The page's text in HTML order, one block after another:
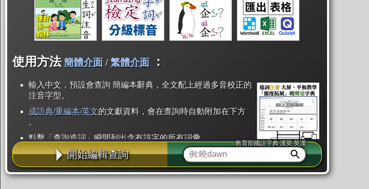
使用方法 簡體介面/繁體介面 ：
輸入中文，預設會查詢 簡編本辭典，全文配上經過多音校正的
注音字型。
成語典/重編本/英文的文獻資料，會在查詢時自動附加在下方
。
點擊「查詢造詞」瞬間列出含有該字的所有詞彙。
點「部首」瞬間列出所有「同部首字」。也支援查詢「同注音」或「同筆畫」。
辭典解釋的全文都經過自動斷詞，點擊便可瞬間「連續查詢」此字詞的解釋，不
用手動重複輸入。
開始編輯查詢
教育部國語字典·漢英·英漢